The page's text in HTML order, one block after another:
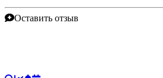
Оставить отзыв